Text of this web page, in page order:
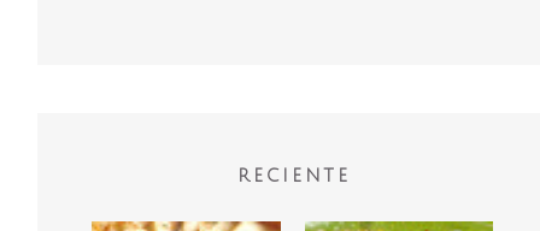
RECIENTE